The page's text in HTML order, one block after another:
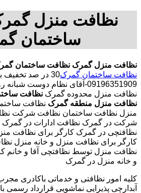
نظافت منزل
ساختمان
نظافت منزل گمرک نظافت ساختمان
نظافت ساختمان گمرک
30 در صد تخفیف
09196351909-آقای نظام دوست
نظافت منزل محدوده گمرک نظافت
نظافت منزل منطقه گمرک نظافت
منزل نظافت ساختمان نظافت شرکت
شرکت در گمرک نظافت ادارات در گمرک
نظافتچی در گمرک کارگر برای نظافت
کارگر برای نظافت منزل و خانه منزل
نظافت منزل توسط نظافتچی آقا و خانم
و خانه منزل در گمرک
کلیه امور نظافتی و خدماتی باکادری
آبدارچی پذیرایی نماشویی قرارداد